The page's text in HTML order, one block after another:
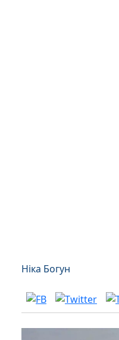
Ніка Богун